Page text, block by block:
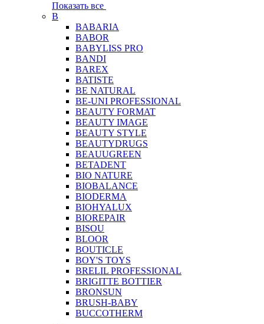
Показать все
B
BABARIA
BABOR
BABYLISS PRO
BANDI
BAREX
BATISTE
BE NATURAL
BE-UNI PROFESSIONAL
BEAUTY FORMAT
BEAUTY IMAGE
BEAUTY STYLE
BEAUTYDRUGS
BEAUUGREEN
BETADENT
BIO NATURE
BIOBALANCE
BIODERMA
BIOHYALUX
BIOREPAIR
BISOU
BLOOR
BOUTICLE
BOY'S TOYS
BRELIL PROFESSIONAL
BRIGITTE BOTTIER
BRONSUN
BRUSH-BABY
BUCCOTHERM